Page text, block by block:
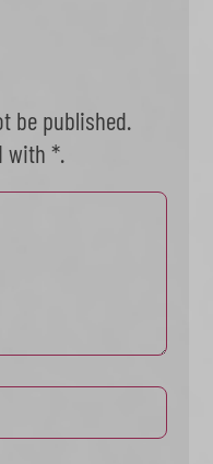
be published.
with *.